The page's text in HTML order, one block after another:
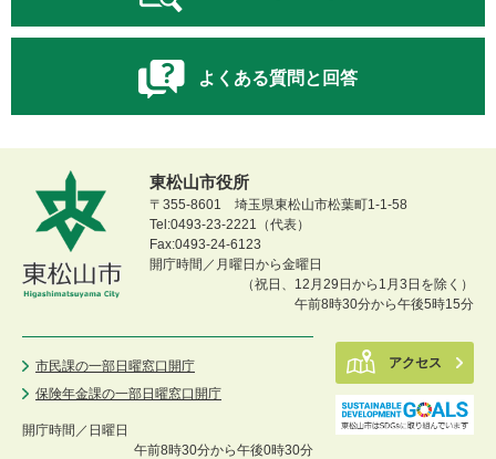
よくある質問と回答
東松山市役所
〒355-8601 埼玉県東松山市松葉町1-1-58
Tel:0493-23-2221（代表）
Fax:0493-24-6123
開庁時間／月曜日から金曜日
（祝日、12月29日から1月3日を除く）
午前8時30分から午後5時15分
市民課の一部日曜窓口開庁
保険年金課の一部日曜窓口開庁
開庁時間／ 日曜日
午前8時30分から午後0時30分
アクセス